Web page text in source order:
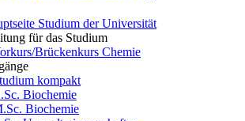
Studium der Universität
für das Studium
Brückenkurs Chemie
kompakt
Biochemie
Biochemie